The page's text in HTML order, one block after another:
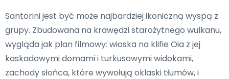
Santorini jest być może najbardziej ikoniczną wyspą z
grupy. Zbudowana na krawędzi starożytnego wulkanu,
wygląda jak plan filmowy: wioska na klifie Oia z jej
kaskadowymi domami i turkusowymi widokami,
zachody słońca, które wywołują oklaski tłumów, i